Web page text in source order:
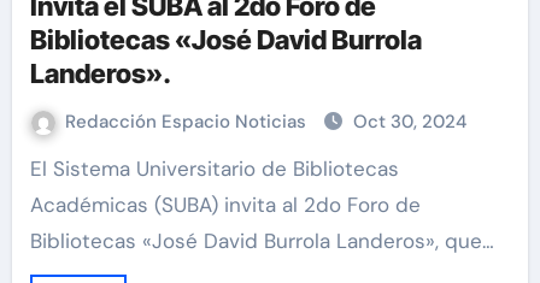
Bibliotecas «José David Burrola
Landeros».
Redacción Espacio Noticias Oct 30, 2024
El Sistema Universitario de Bibliotecas
Académicas (SUBA) invita al 2do Foro de
Bibliotecas «José David Burrola Landeros», que…